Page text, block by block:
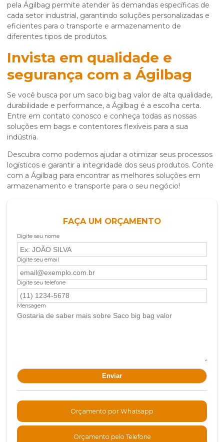
pela Ágilbag permite atender às demandas específicas de
cada setor industrial, garantindo soluções personalizadas e
eficientes para o transporte e armazenamento de
diferentes tipos de produtos.
Invista em qualidade e
segurança com a Ágilbag
Se você busca por um saco big bag valor de alta qualidade,
durabilidade e performance, a Ágilbag é a escolha certa.
Entre em contato conosco e conheça todas as nossas
soluções em bags e contentores flexíveis para a sua
indústria.
Descubra como podemos ajudar a otimizar seus processos
logísticos e garantir a integridade dos seus produtos. Conte
com a Ágilbag para encontrar as melhores soluções em
armazenamento e transporte para o seu negócio!
FAÇA UM ORÇAMENTO
Digite seu nome
Digite seu email
Digite seu telefone
Mensagem
Orçamento por Whatsapp
Orçamento pelo Telefone